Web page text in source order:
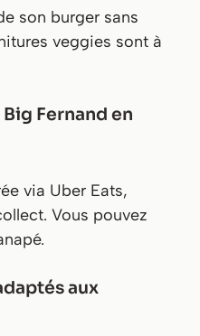
son burger sans
veggies sont à
Fernand en
via Uber Eats,
Vous pouvez
aux